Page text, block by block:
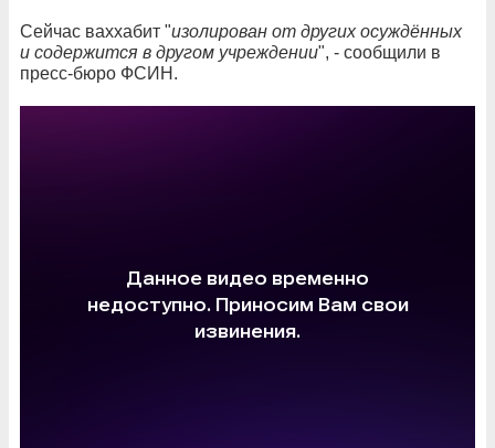
Сейчас ваххабит "изолирован от других осуждённых
и содержится в другом учреждении", - сообщили в
пресс-бюро ФСИН.